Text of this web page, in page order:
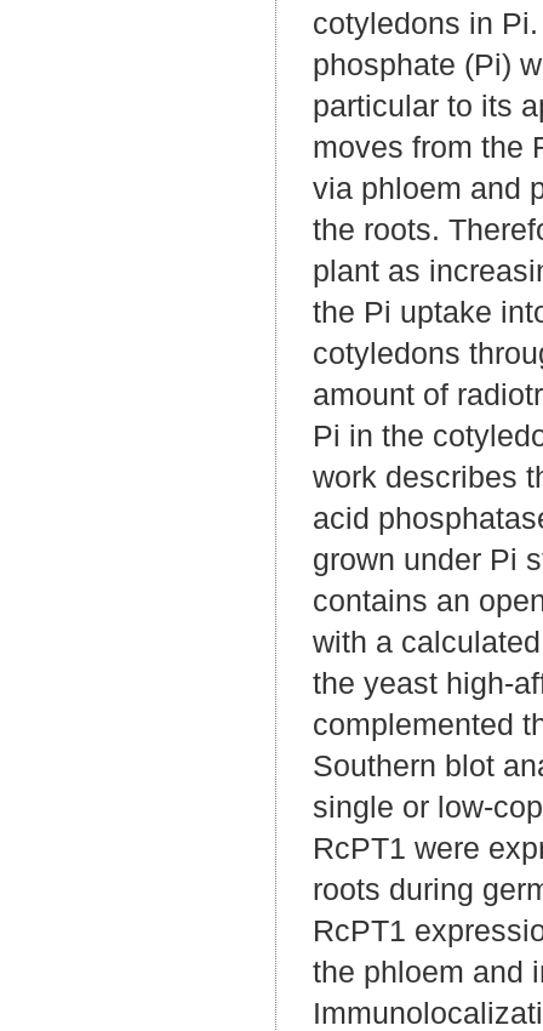
cotyledons in
phosphate (Pi)
particular to its
moves from the
via phloem and
the roots.
plant as
the Pi uptake
cotyledons
amount of
Pi in the
work describes
acid
grown under Pi
contains an
with a
the yeast high-
complemented
Southern blot
single or low-
RcPT1 were
roots during
RcPT1
the phloem and